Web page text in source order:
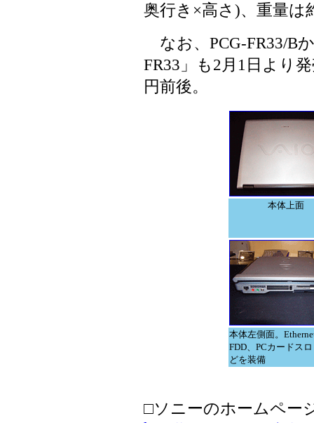
奥行き×高さ)、重量は
なお、PCG-FR33/B
FR33」も2月1日より
円前後。
本体上面
本体左側面。
FDD、PCカードス
どを装備
□ソニーのホームペー